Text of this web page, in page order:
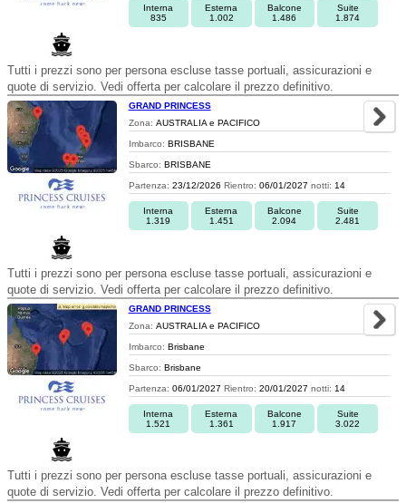
Interna
835
Esterna
1.002
Balcone
1.486
Suite
1.874
Tutti i prezzi sono per persona escluse tasse portuali, assicurazioni e
quote di servizio. Vedi offerta per calcolare il prezzo definitivo.
GRAND PRINCESS
Zona: AUSTRALIA e PACIFICO
Imbarco: BRISBANE
Sbarco: BRISBANE
Partenza: 23/12/2026 Rientro: 06/01/2027 notti: 14
Interna
1.319
Esterna
1.451
Balcone
2.094
Suite
2.481
Tutti i prezzi sono per persona escluse tasse portuali, assicurazioni e
quote di servizio. Vedi offerta per calcolare il prezzo definitivo.
GRAND PRINCESS
Zona: AUSTRALIA e PACIFICO
Imbarco: Brisbane
Sbarco: Brisbane
Partenza: 06/01/2027 Rientro: 20/01/2027 notti: 14
Interna
1.521
Esterna
1.361
Balcone
1.917
Suite
3.022
Tutti i prezzi sono per persona escluse tasse portuali, assicurazioni e
quote di servizio. Vedi offerta per calcolare il prezzo definitivo.